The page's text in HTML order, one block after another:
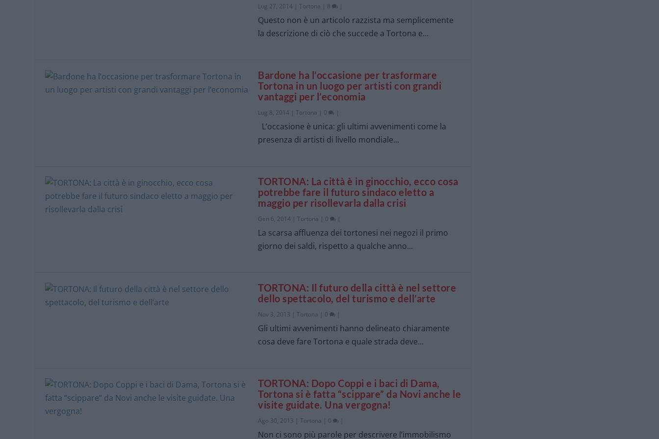
Lug 27, 2014 Tortona 8
Questo non è un articolo razzista ma semplicemente
la descrizione di ciò che succede a Tortona e...
Bardone ha l’occasione per trasformare
Tortona in un luogo per artisti con grandi
vantaggi per l’economia
Lug 8, 2014 Tortona 0
L’occasione è unica: gli ultimi avvenimenti come la
presenza di artisti di livello mondiale...
TORTONA: La città è in ginocchio, ecco cosa
potrebbe fare il futuro sindaco eletto a
maggio per risollevarla dalla crisi
Gen 6, 2014 Tortona 0
La scarsa affluenza dei tortonesi nei negozi il primo
giorno dei saldi, rispetto a qualche anno...
TORTONA: Il futuro della città è nel settore
dello spettacolo, del turismo e dell’arte
Nov 3, 2013 Tortona 0
Gli ultimi avvenimenti hanno delineato chiaramente
cosa deve fare Tortona e quale strada deve...
TORTONA: Dopo Coppi e i baci di Dama,
Tortona si è fatta “scippare” da Novi anche le
visite guidate. Una vergogna!
Ago 30, 2013 Tortona 0
Non ci sono più parole per descrivere l’immobilismo